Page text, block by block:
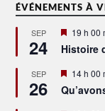
ÉVÉNEMENTS À
SEP
24
Mis
avant
19 h 00
Histoire
SEP
26
Mis
en
avant
14 h 00